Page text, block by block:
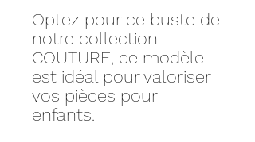
Optez pour ce buste de
notre collection
COUTURE, ce modèle
est idéal pour valoriser
vos pièces pour
enfants.